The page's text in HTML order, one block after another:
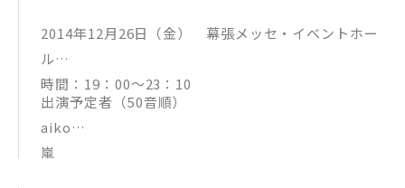
2014年12月26日（金） 幕張メッセ・イベントホー
ル
時間：19：00～23：10
出演予定者（50音順）
aiko
嵐